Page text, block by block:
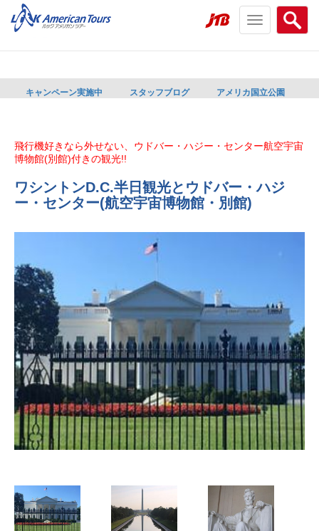
Search
menu
Toggle
navigation
キャンペーン実施中 スタッフブログ アメリカ国立公園
飛行機好きなら外せない、ウドバー・ハジー・センター航空宇宙
博物館(別館)付きの観光!!
ワシントンD.C.半日観光とウドバー・ハジ
ー・センター(航空宇宙博物館・別館)